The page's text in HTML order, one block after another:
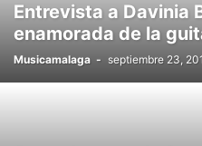
Entrevista a Davinia
enamorada de la
Musicamalaga - septiembre 23,